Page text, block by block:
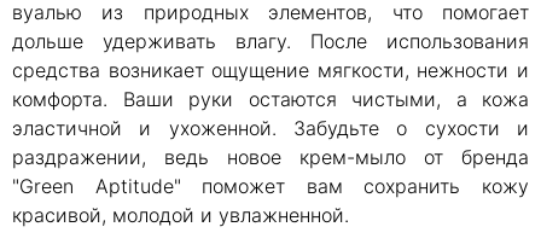
вуалью из природных элементов, что помогает
дольше удерживать влагу. После использования
средства возникает ощущение мягкости, нежности и
комфорта. Ваши руки остаются чистыми, а кожа
эластичной и ухоженной. Забудьте о сухости и
раздражении, ведь новое крем-мыло от бренда
"Green Aptitude" поможет вам сохранить кожу
красивой, молодой и увлажненной.